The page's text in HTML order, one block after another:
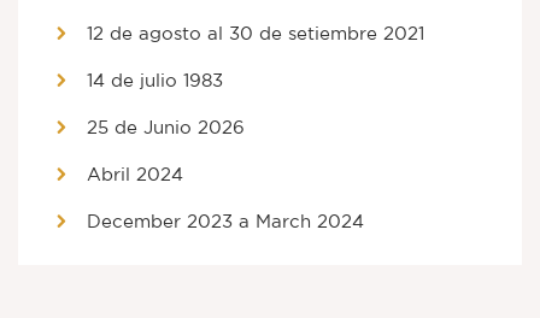
12 de agosto al 30 de setiembre 2021
14 de julio 1983
25 de Junio 2026
Abril 2024
December 2023 a March 2024